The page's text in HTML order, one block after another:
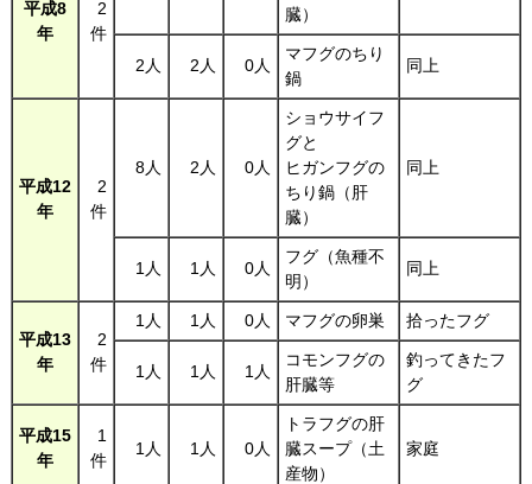
平成8
年
2
件
臓）
2人 2人 0人
マフグのちり
鍋
同上
平成12
年
2
件
8人 2人 0人
ショウサイフ
グと
ヒガンフグの
ちり鍋（肝
臓）
同上
1人 1人 0人
フグ（魚種不
明）
同上
平成13
年
2
件
1人 1人 0人 マフグの卵巣 拾ったフグ
1人 1人 1人
コモンフグの
肝臓等
釣ってきたフ
グ
平成15
年
1
件
1人 1人 0人
トラフグの肝
臓スープ（土
産物）
家庭